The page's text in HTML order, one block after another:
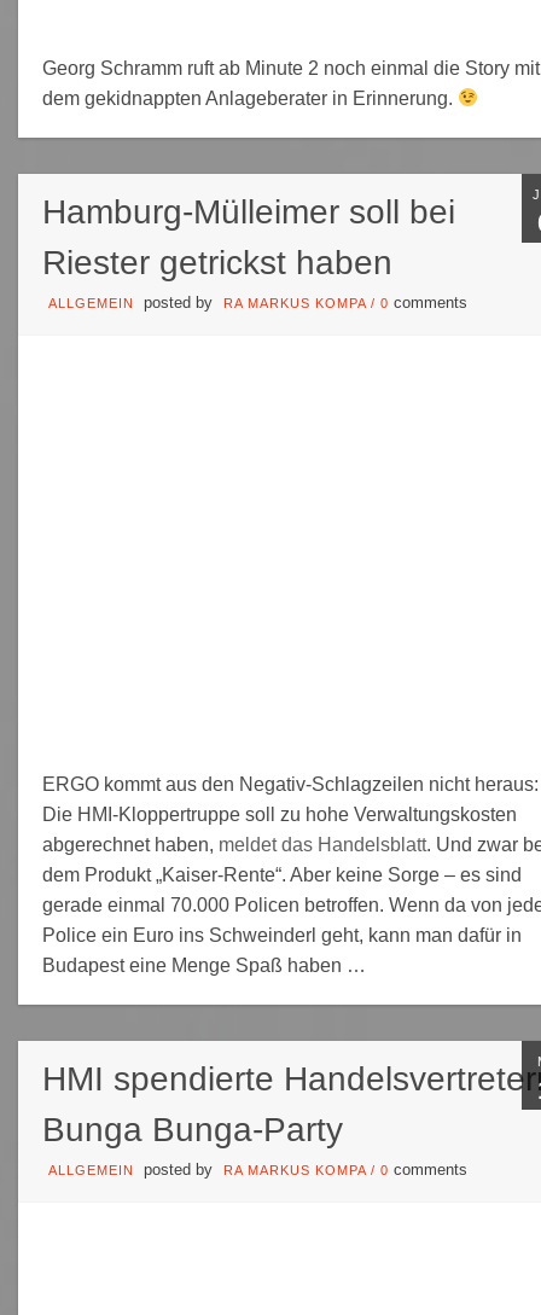
Georg Schramm ruft ab Minute 2 noch einmal die Story mit
dem gekidnappten Anlageberater in Erinnerung.
Hamburg-Mülleimer soll bei
Riester getrickst haben
ALLGEMEIN posted by RA MARKUS KOMPA / 0 comments
ERGO kommt aus den Negativ-Schlagzeilen nicht heraus:
Die HMI-Kloppertruppe soll zu hohe Verwaltungskosten
abgerechnet haben, meldet das Handelsblatt. Und zwar
dem Produkt „Kaiser-Rente“. Aber keine Sorge – es sind
gerade einmal 70.000 Policen betroffen. Wenn da von
Police ein Euro ins Schweinderl geht, kann man dafür in
Budapest eine Menge Spaß haben …
HMI spendierte
Bunga Bunga-Party
ALLGEMEIN posted by RA MARKUS KOMPA / 0 comments